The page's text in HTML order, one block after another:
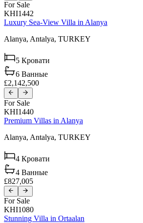
For Sale
KHI1442
Luxury Sea-View Villa in Alanya
Alanya, Antalya, TURKEY
5 Кровати
6 Ванные
£2,142,500
For Sale
KHI1440
Premium Villas in Alanya
Alanya, Antalya, TURKEY
4 Кровати
4 Ванные
£827,005
For Sale
KHI1080
Stunning Villa in Ortaalan